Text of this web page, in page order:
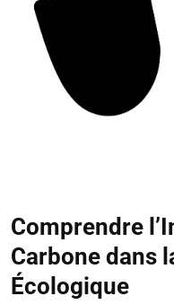
Comprendre
Carbone dans
Écologique